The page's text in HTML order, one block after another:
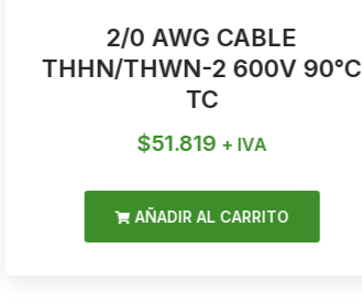
2/0 AWG CABLE
THHN/THWN-2 600V 90°C
TC
$51.819 + IVA
AÑADIR AL CARRITO